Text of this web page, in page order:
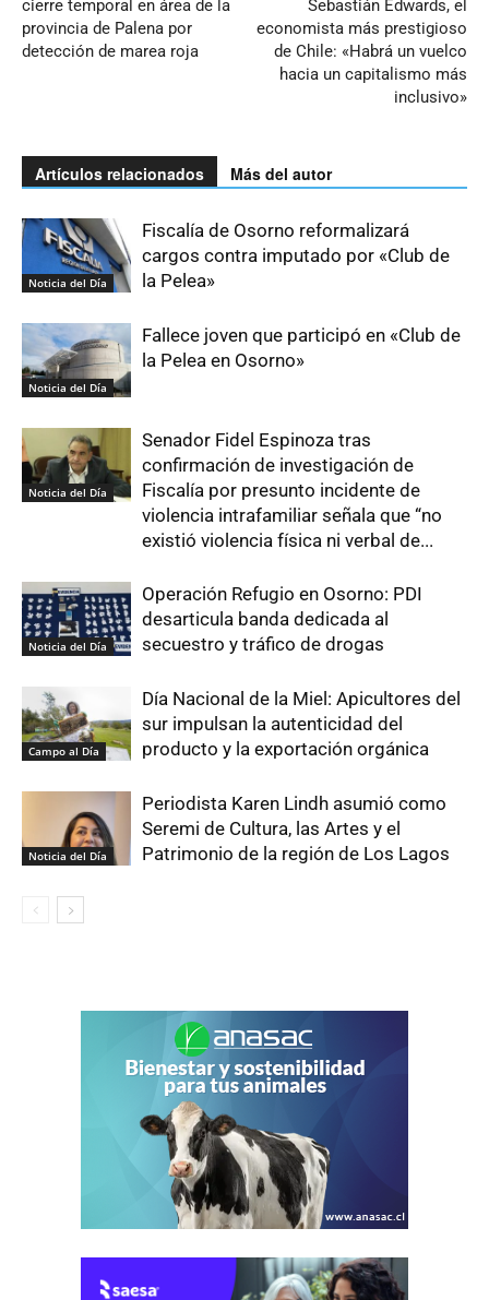
cierre temporal en área de la
provincia de Palena por
detección de marea roja
Sebastián Edwards, el
economista más prestigioso
de Chile: «Habrá un vuelco
hacia un capitalismo más
inclusivo»
Artículos relacionados Más del autor
Noticia del Día
Fiscalía de Osorno reformalizará
cargos contra imputado por «Club de
la Pelea»
Noticia del Día
Fallece joven que participó en «Club de
la Pelea en Osorno»
Noticia del Día
Senador Fidel Espinoza tras
confirmación de investigación de
Fiscalía por presunto incidente de
violencia intrafamiliar señala que “no
existió violencia física ni verbal de...
Noticia del Día
Operación Refugio en Osorno: PDI
desarticula banda dedicada al
secuestro y tráfico de drogas
Campo al Día
Día Nacional de la Miel: Apicultores del
sur impulsan la autenticidad del
producto y la exportación orgánica
Noticia del Día
Periodista Karen Lindh asumió como
Seremi de Cultura, las Artes y el
Patrimonio de la región de Los Lagos